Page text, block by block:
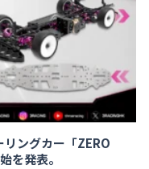
ングカー「ZERO
を発表。